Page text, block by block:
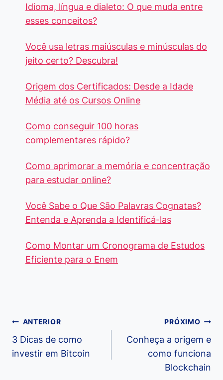
Idioma, língua e dialeto: O que muda entre
esses conceitos?
Você usa letras maiúsculas e minúsculas do
jeito certo? Descubra!
Origem dos Certificados: Desde a Idade
Média até os Cursos Online
Como conseguir 100 horas
complementares rápido?
Como aprimorar a memória e concentração
para estudar online?
Você Sabe o Que São Palavras Cognatas?
Entenda e Aprenda a Identificá-las
Como Montar um Cronograma de Estudos
Eficiente para o Enem
Navegação
de
Post
ANTERIOR
3 Dicas de como
investir em Bitcoin
PRÓXIMO
Conheça a origem e
como funciona
Blockchain